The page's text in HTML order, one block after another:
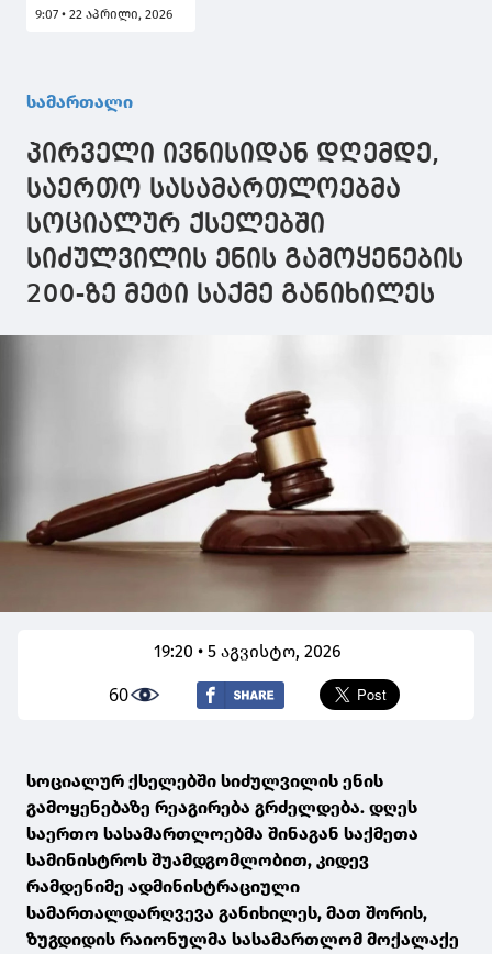
დოკუმენტის
გამოყენების და
ლეგალიზაციის
ფაქტებზე 3
ფიზიკური პირის
და 4 იურიდიული
პირის მიმართ
სისხლისსამართლებრივი
დევნა დაიწყო
9:07 • 22 აპრილი, 2026
სამართალი
პირველი ივნისიდან დღემდე,
საერთო სასამართლოებმა
სოციალურ ქსელებში
სიძულვილის ენის გამოყენების
200-ზე მეტი საქმე განიხილეს
19:20 • 5 აგვისტო, 2026
60
სოციალურ ქსელებში სიძულვილის ენის
გამოყენებაზე რეაგირება გრძელდება. დღეს
საერთო სასამართლოებმა შინაგან საქმეთა
სამინისტროს შუამდგომლობით, კიდევ
რამდენიმე ადმინისტრაციული
სამართალდარღვევა განიხილეს, მათ შორის,
ზუგდიდის რაიონულმა სასამართლომ მოქალაქე